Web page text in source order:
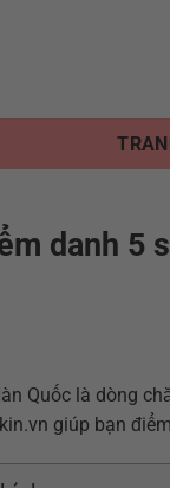
danh 5
Quốc là dòng
giúp bạn